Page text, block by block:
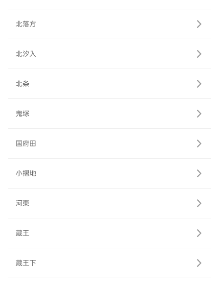
北落方
北汐入
北条
鬼塚
国府田
小摺地
河東
蔵王
蔵王下